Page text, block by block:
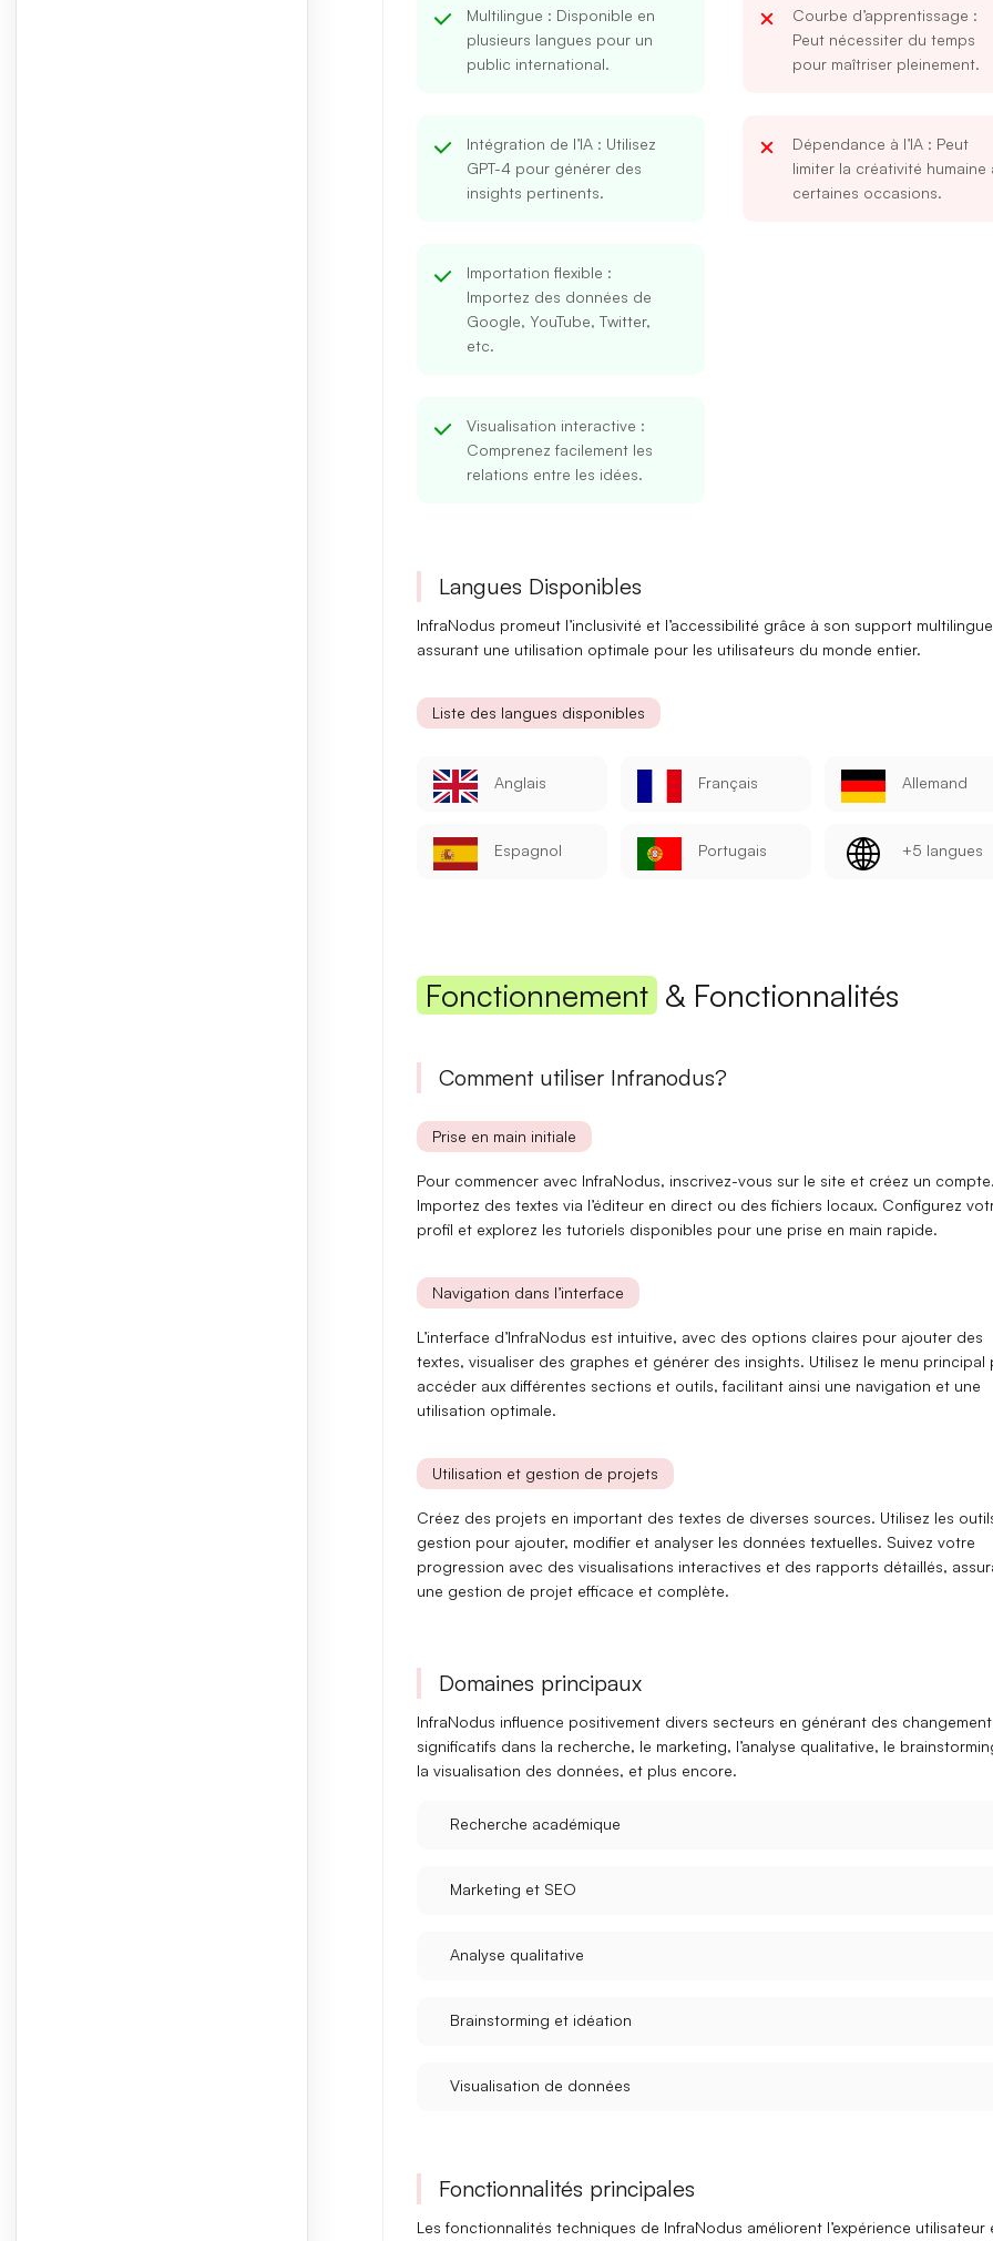
Ou continuer avec
Se souvenir de moi
Multilingue : Disponible en
plusieurs langues pour un
public international.
Intégration de l’IA: Utilisez
GPT-4 pour générer des
insights pertinents.
Importation flexible :
Importez des données de
Google, YouTube, Twitter,
etc.
Visualisation interactive :
Comprenez facilement les
relations entre les idées.
Courbe d’apprentissage :
Peut nécessiter du temps
pour maîtriser pleinement.
Dépendance à l’IA: Peut
limiter la créativité humaine
certaines occasions.
Langues Disponibles
InfraNodus promeut l’inclusivité et l’accessibilité grâce à son support
assurant une utilisation optimale pour les utilisateurs du monde entier.
Liste des langues disponibles
Anglais Français Allemand
Espagnol Portugais +5 langues
Fonctionnement & Fonctionnalités
Comment utiliser Infranodus?
Prise en main initiale
Pour commencer avec InfraNodus, inscrivez-vous sur le site et créez un
Importez des textes via l’éditeur en direct ou des fichiers locaux. Configurez
profil et explorez les tutoriels disponibles pour une prise en main rapide.
Navigation dans l’interface
L’interface d’InfraNodus est intuitive, avec des options claires pour ajouter des
textes, visualiser des graphes et générer des insights. Utilisez le menu principal
accéder aux différentes sections et outils, facilitant ainsi une navigation et une
utilisation optimale.
Utilisation et gestion de projets
Créez des projets en important des textes de diverses sources. Utilisez les
gestion pour ajouter, modifier et analyser les données textuelles. Suivez votre
progression avec des visualisations interactives et des rapports détaillés,
une gestion de projet efficace et complète.
Domaines principaux
InfraNodus influence positivement divers secteurs en générant des
significatifs dans la recherche, le marketing, l’analyse qualitative, le
la visualisation des données, et plus encore.
Recherche académique
Marketing et SEO
Analyse qualitative
Brainstorming et idéation
Visualisation de données
Fonctionnalités principales
Les fonctionnalités techniques de InfraNodus améliorent l’expérience utilisateur